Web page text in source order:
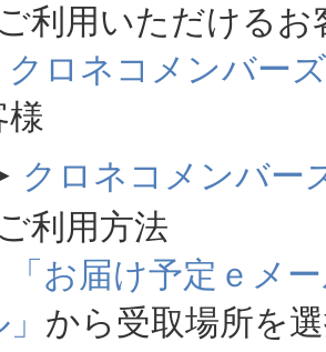
利用いただけるお
クロネコメンバーズ
様
クロネコメンバー
利用方法
「お届け予定ｅメ
から受取場所を